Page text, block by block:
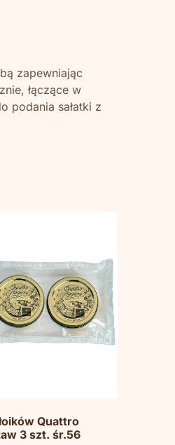
zapewniając
łączące w
podania sałatki z
Quattro
3 szt. śr.56